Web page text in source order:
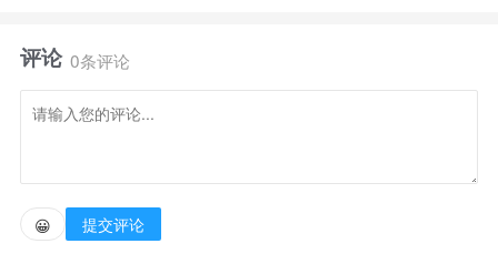
上。
只因被人冤枉侮辱了后妈，就被家族活活丈责打死。自
己堂堂一代仙帝，能受这委屈？
家族再无半点关联！
当陆家看到陆长风一路崛起，再想跪求他回到家族时，
评论 0条评论
😀 提交评论